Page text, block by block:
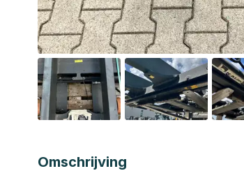
Omschrijving